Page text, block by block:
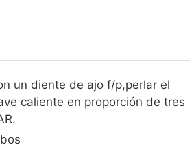
un diente de ajo f/p,perlar el
caliente en proporción de tres